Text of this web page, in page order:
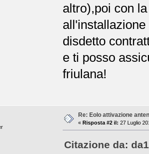
altro),poi con
disdetto
e ti posso
friulana!
Re: Eolo attivazione
« Risposta #2 il: 27 Luglio
Citazione da: